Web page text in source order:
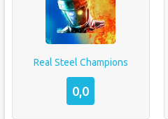
Real Steel Champions
0,0